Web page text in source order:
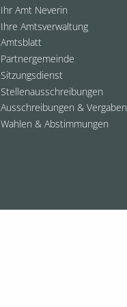
Ihr Amt Neverin
Ihre Amtsverwaltung
Amtsblatt
Partnergemeinde
Sitzungsdienst
Stellenausschreibungen
Ausschreibungen & Vergaben
Wahlen & Abstimmungen